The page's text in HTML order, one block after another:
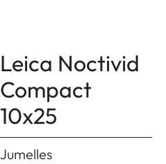
Leica Noctivid
Compact
10x25
Jumelles